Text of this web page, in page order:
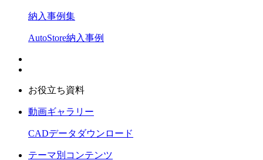
納入事例集
AutoStore納入事例
お役立ち資料
動画ギャラリー
CADデータダウンロード
テーマ別コンテンツ